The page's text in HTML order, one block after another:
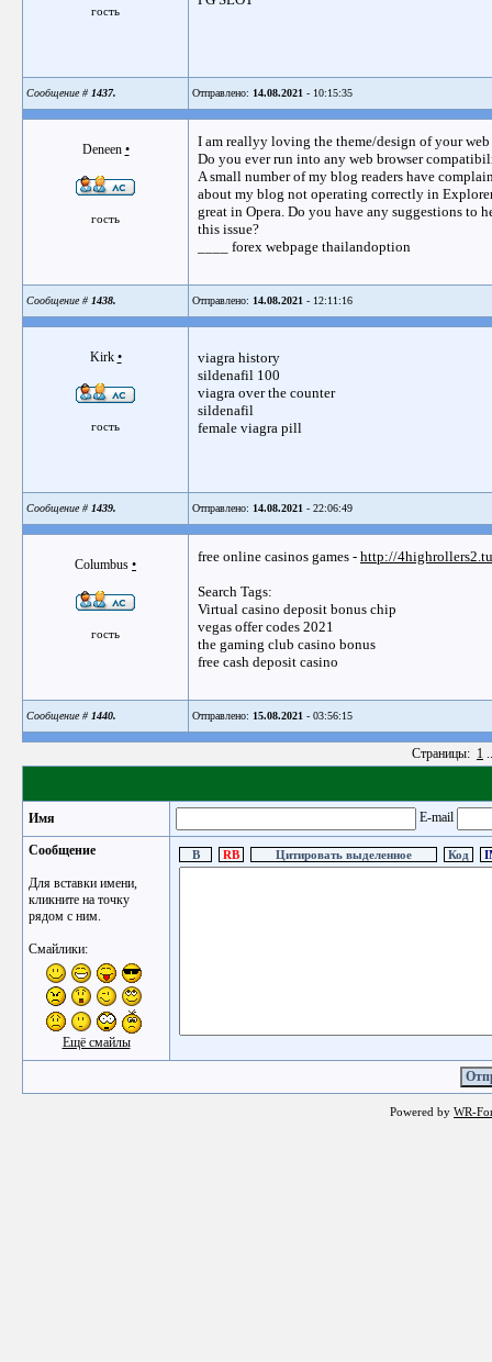
гость
Сообщение # 1437. Отправлено: 14.08.2021 - 10:15:35
Deneen •
гость
I am reallyy loving the theme/design of your web
Do you ever run into any web browser
A small number of my blog readers have
about my blog not operating correctly in
great in Opera. Do you have any suggestions to
this issue?
____ forex webpage thailandoption
Сообщение # 1438. Отправлено: 14.08.2021 - 12:11:16
Kirk •
гость
viagra history
sildenafil 100
viagra over the counter
sildenafil
female viagra pill
Сообщение # 1439. Отправлено: 14.08.2021 - 22:06:49
Columbus •
гость
free online casinos games - http://
Search Tags:
Virtual casino deposit bonus chip
vegas offer codes 2021
the gaming club casino bonus
free cash deposit casino
Сообщение # 1440. Отправлено: 15.08.2021 - 03:56:15
Страницы: 1
Имя E-mail
Сообщение
Для вставки имени,
кликните на точку
рядом с ним.
Смайлики:
Ещё смайлы
Powered by WR-